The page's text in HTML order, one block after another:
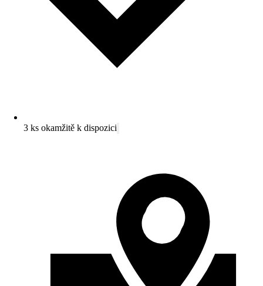
3 ks okamžitě k dispozici